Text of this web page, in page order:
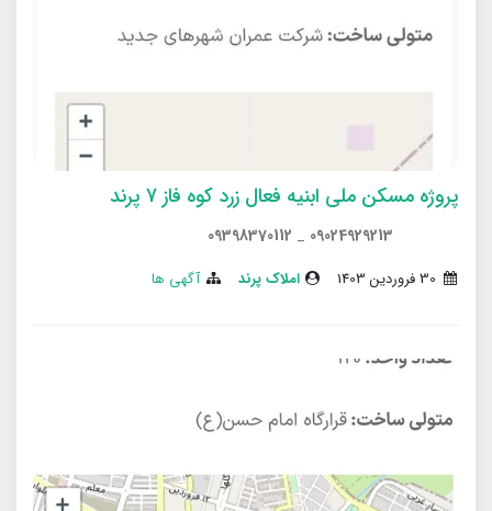
پروژه مسکن ملی ابنیه فعال زرد کوه فاز 7 پرند
09024929213
_
09398370112
املاک پرند آگهی ها